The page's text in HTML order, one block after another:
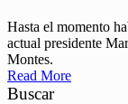
Hasta el momento
actual presidente
Montes.
Read More
Buscar